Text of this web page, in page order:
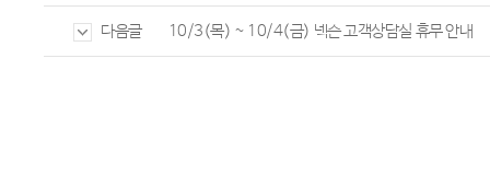
다음글 10/3(목) ~ 10/4(금) 넥슨 고객상담실 휴무 안내